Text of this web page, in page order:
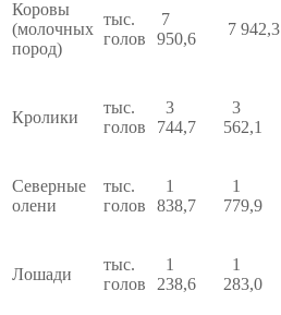
Коровы
(молочных
пород)
тыс.
голов
7
950,6
7 942,3
Кролики
тыс.
голов
3
744,7
3
562,1
Северные
олени
тыс.
голов
1
838,7
1
779,9
Лошади
тыс.
голов
1
238,6
1
283,0